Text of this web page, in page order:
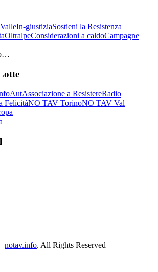
In-giustiziaSostieni la Resistenza
OltralpeConsiderazioni a caldoCampagne
Associazione a ResistereRadio
FelicitàNO TAV TorinoNO TAV Val
notav.info. All Rights Reserved